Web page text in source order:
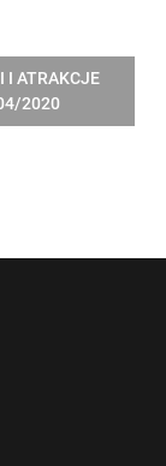
I ATRAKCJE
2020